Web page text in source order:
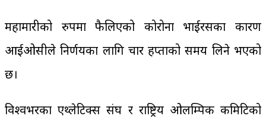
महामारीको रुपमा फैलिएको कोरोना भाईरसका कारण
आईओसीले निर्णयका लागि चार हप्ताको समय लिने भएको
छ।
विश्वभरका एथ्लेटिक्स संघ र राष्ट्रिय ओलम्पिक कमिटिको